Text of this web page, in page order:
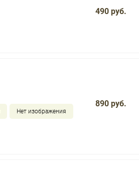
490 руб.
Нет изображения
890 руб.